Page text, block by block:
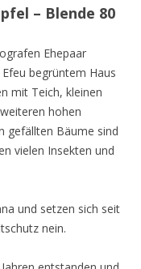
– Blende 80
Ehepaar
begrüntem Haus
mit Teich, kleinen
hohen
gefällten Bäume sind
vielen Insekten und
und setzen sich seit
nein.